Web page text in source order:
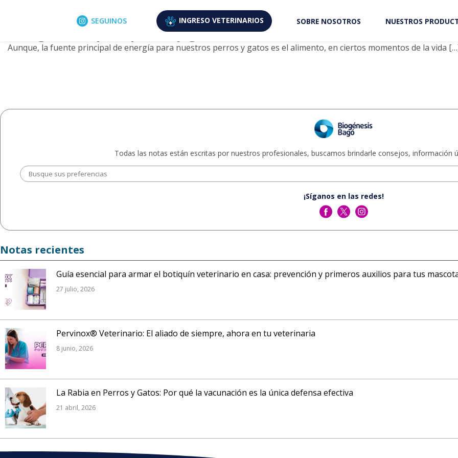
SEGUINOS INGRESO VETERINARIOS SOBRE NOSOTROS NUESTROS
Archivo de etiquetas: suplemento para perros ancianos
5 septiembre, 2025
Energía Vital para perros y gatos
Aunque, la fuente principal de energía para nuestros perros y gatos es el alimento, en ciertos momentos de la vida
Todas las notas están escritas por nuestros profesionales, buscamos brindarle consejos, información
¡Síganos en las redes!
Notas recientes
Guía esencial para armar el botiquín veterinario en casa: prevención y primeros auxilios para tus
27 julio, 2026
Pervinox® Veterinario: El aliado de siempre, ahora en tu veterinaria
8 junio, 2026
La Rabia en Perros y Gatos: Por qué la vacunación es la única defensa efectiva
21 abril, 2026